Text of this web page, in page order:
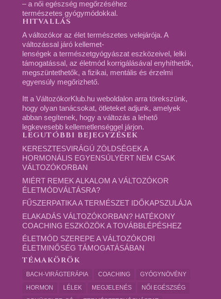
– a női egészség megőrzéséhez
természetes gyógymódokkal.
HITVALLÁS
A változókor az élet természetes velejárója. A
változással járó kellemet-
lenségek a természetgyógyászat eszközeivel, lelki
támogatással, az életmód korrigálásával enyhíthetők,
megszüntethetők, a fizikai, mentális és érzelmi
egyensúly megőrizhető.
Itt a VáltozókorKlub.hu weboldalon arra törekszünk,
hogy olyan tanácsokat, ötleteket adjunk, amelyek
abban segítenek, hogy a változás a lehető
legkevesebb kellemetlenséggel járjon.
LEGUTÓBBI BEJEGYZÉSEK
KERESZTESVIRÁGÚ ZÖLDSÉGEK A
HORMONÁLIS EGYENSÚLYÉRT NEM CSAK
VÁLTOZÓKORBAN
MIÉRT REMEK ALKALOM A VÁLTOZÓKOR
ÉLETMÓDVÁLTÁSRA?
FŰSZERPATIKA A TERMÉSZET IDŐKAPSZULÁJA
ELAKADÁS VÁLTOZÓKORBAN? HATÉKONY
COACHING ESZKÖZÖK A TOVÁBBLÉPÉSHEZ
ÉLETMÓD SZEREPE A VÁLTOZÓKORI
ÉLETMINŐSÉG TÁMOGATÁSÁBAN
TÉMAKÖRÖK
BACH-VIRÁGTERÁPIA COACHING
GYÓGYNÖVÉNY
HORMON
LÉLEK MEGJELENÉS
NŐI EGÉSZSÉG